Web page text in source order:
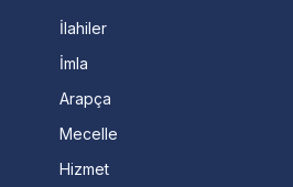
İlahiler
İmla
Arapça
Mecelle
Hizmet